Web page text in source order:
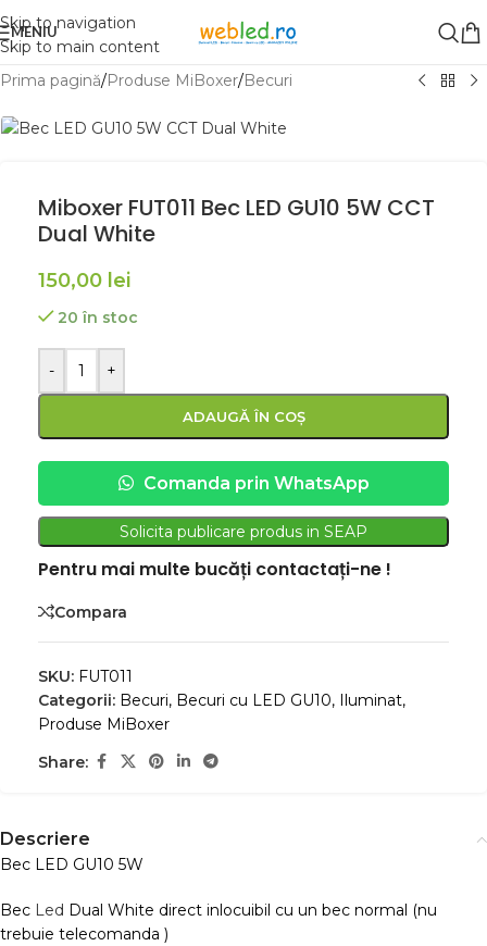
Skip to navigation
Skip to main content
MENIU
Prima pagină/Produse MiBoxer/Becuri
Miboxer FUT011 Bec LED GU10 5W CCT
Dual White
150,00 lei
20 în stoc
- +
ADAUGĂ ÎN COȘ
Comanda prin WhatsApp
Solicita publicare produs in SEAP
Pentru mai multe bucăți contactați-ne !
Compara
SKU: FUT011
Categorii: Becuri, Becuri cu LED GU10, Iluminat,
Produse MiBoxer
Share:
Descriere
Bec LED GU10 5W
Bec Led Dual White direct inlocuibil cu un bec normal (nu
trebuie telecomanda )